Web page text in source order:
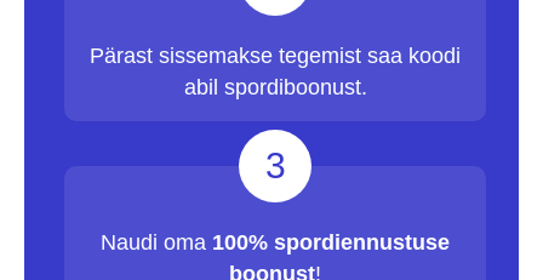
Pärast sissemakse tegemist saa koodi
abil spordiboonust.
3
Naudi oma 100% spordiennustuse
boonust!